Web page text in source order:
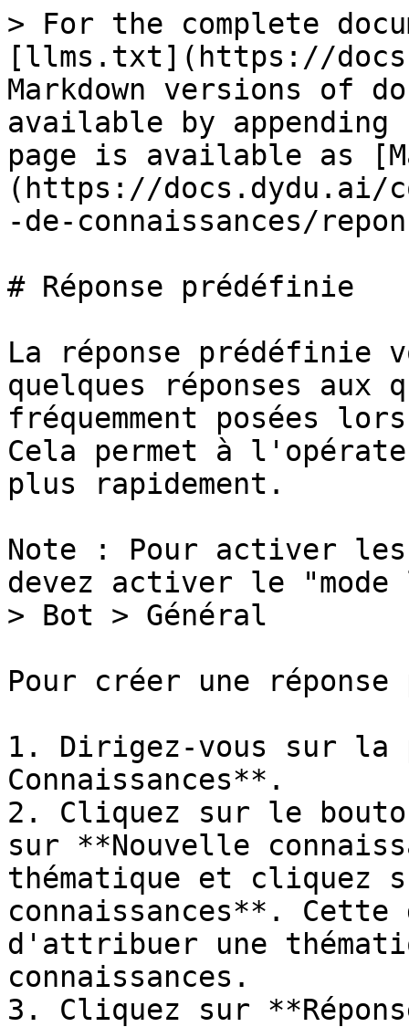
> For the complete
[llms.txt](https://
Markdown versions of
available by
page is available as
(https://docs.dydu.ai/
-de-connaissances/
# Réponse prédéfinie
La réponse prédéfinie
quelques réponses aux
fréquemment posées
Cela permet à
plus rapidement.
Note : Pour activer
devez activer le
> Bot > Général
Pour créer une
1. Dirigez-vous sur la
Connaissances**.
2. Cliquez sur le
sur **Nouvelle
thématique et cliquez
connaissances**. Cette
d'attribuer une
connaissances.
3. Cliquez sur